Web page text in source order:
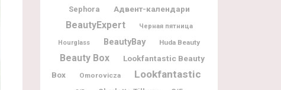
Sephora Адвент-календари
BeautyExpert Черная пятница
Hourglass BeautyBay Huda Beauty
Beauty Box
Lookfantastic Beauty
Box
Omorovicza Lookfantastic